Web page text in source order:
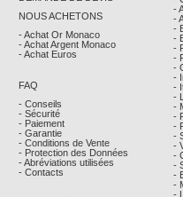
NOUS ACHETONS
- Achat Or Monaco
- Achat Argent Monaco
- Achat Euros
FAQ
- Conseils
- Sécurité
- Paiement
- Garantie
- Conditions de Vente
- Protection des Données
- Abréviations utilisées
- Contacts
-
-
-
-
-
-
-
-
-
-
-
-
-
-
-
-
-
-
-
-